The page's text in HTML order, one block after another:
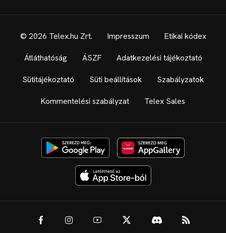
© 2026 Telex.hu Zrt. Impresszum Etikai kódex
Átláthatóság ÁSZF Adatkezelési tájékoztató
Sütitájékoztató Süti beállítások Szabályzatok
Kommentelési szabályzat Telex Sales